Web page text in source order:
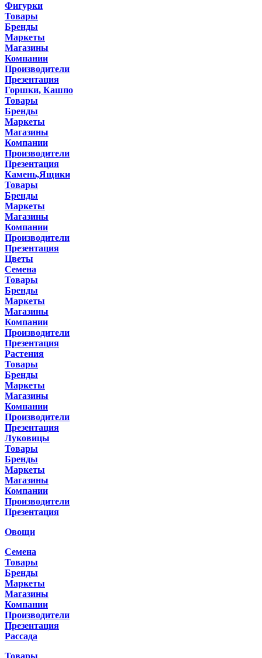
Фигурки
Товары
Бренды
Маркеты
Магазины
Компании
Производители
Презентация
Горшки, Кашпо
Товары
Бренды
Маркеты
Магазины
Компании
Производители
Презентация
Камень,Ящики
Товары
Бренды
Маркеты
Магазины
Компании
Производители
Презентация
Цветы
Семена
Товары
Бренды
Маркеты
Магазины
Компании
Производители
Презентация
Растения
Товары
Бренды
Маркеты
Магазины
Компании
Производители
Презентация
Луковицы
Товары
Бренды
Маркеты
Магазины
Компании
Производители
Презентация
Овощи
Семена
Товары
Бренды
Маркеты
Магазины
Компании
Производители
Презентация
Рассада
Товары